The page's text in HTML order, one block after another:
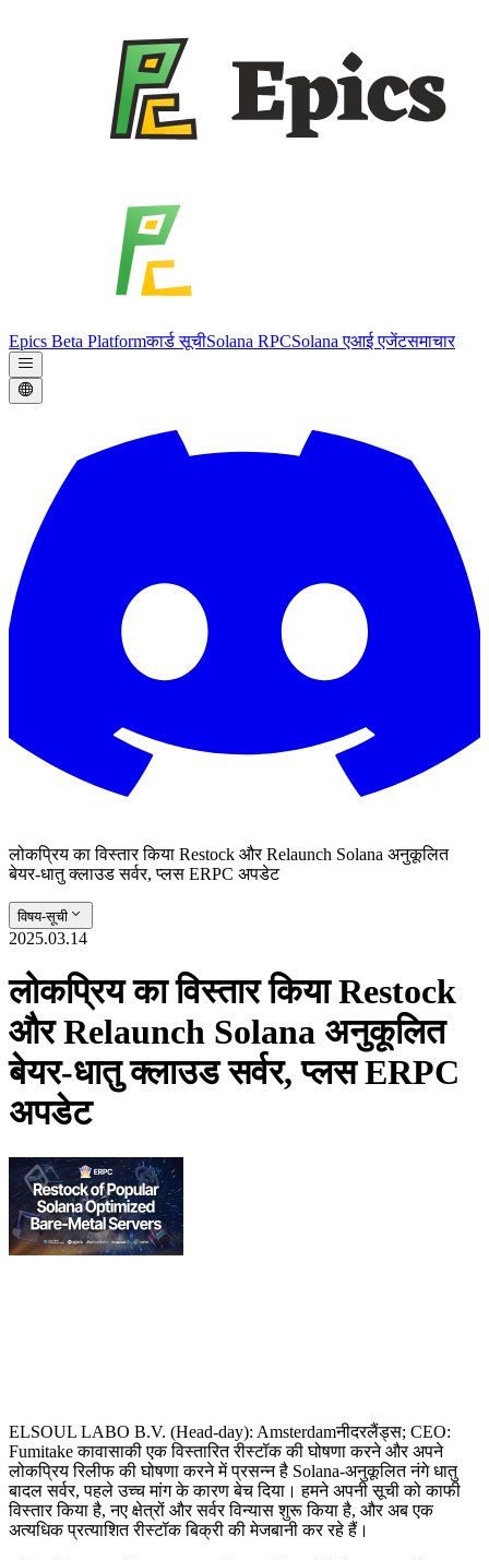
Epics Beta Platformकार्ड सूचीSolana RPCSolana एआई एजेंटसमाचार
लोकप्रिय का विस्तार किया Restock और Relaunch Solana अनुकूलित
बेयर-धातु क्लाउड सर्वर, प्लस ERPC अपडेट
विषय-सूची
2025.03.14
लोकप्रिय का विस्तार किया Restock
और Relaunch Solana अनुकूलित
बेयर-धातु क्लाउड सर्वर, प्लस ERPC
अपडेट
ELSOUL LABO B.V. (Head-day): Amsterdamनीदरलैंड्स; CEO:
Fumitake कावासाकी एक विस्तारित रीस्टॉक की घोषणा करने और अपने
लोकप्रिय रिलीफ की घोषणा करने में प्रसन्न है Solana-अनुकूलित नंगे धातु
बादल सर्वर, पहले उच्च मांग के कारण बेच दिया। हमने अपनी सूची को काफी
विस्तार किया है, नए क्षेत्रों और सर्वर विन्यास शुरू किया है, और अब एक
अत्यधिक प्रत्याशित रीस्टॉक बिक्री की मेजबानी कर रहे हैं।